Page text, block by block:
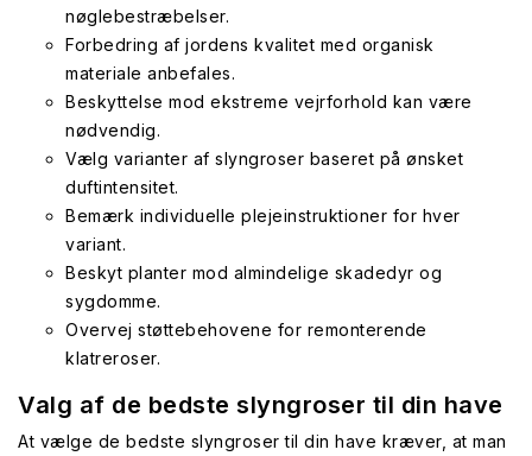
nøglebestræbelser.
Forbedring af jordens kvalitet med organisk
materiale anbefales.
Beskyttelse mod ekstreme vejrforhold kan være
nødvendig.
Vælg varianter af slyngroser baseret på ønsket
duftintensitet.
Bemærk individuelle plejeinstruktioner for hver
variant.
Beskyt planter mod almindelige skadedyr og
sygdomme.
Overvej støttebehovene for remonterende
klatreroser.
Valg af de bedste slyngroser til din have
At vælge de bedste slyngroser til din have kræver, at man